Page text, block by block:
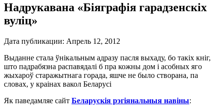
Надрукавана «Біяграфія гарадзенскіх
вуліц»
Дата публикации: Апрель 12, 2012
Выданне стала ўнікальным адразу пасля выхаду, бо такіх кніг,
што падрабязна распавядалі б пра кожны дом і асобных яго
жыхароў старажытнага горада, яшче не было створана, па
словах, у краінах вакол Беларусі
Як паведамляе сайт Беларускія рэгіянальныя навіны: